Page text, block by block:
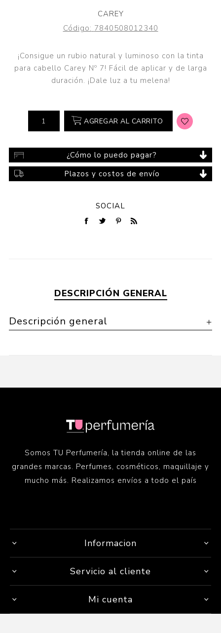
CAREY
Código: 7840508012340
¡Consigue un rubio natural y luminoso con la tinta
para cabello Carey Nº 7! Fácil de aplicar y de larga
duración. ¡Dale luz a tu melena!
AGREGAR AL CARRITO
¿Cómo lo puedo pagar?
Plazos y costos de envío
SOCIAL
DESCRIPCIÓN GENERAL
Descripción general
Somos TU Perfumería, la tienda online de las
grandes marcas. Perfumes, cosméticos, maquillaje y
mucho más. Realizamos envíos a todo el país
Informacion
Servicio al cliente
Mi cuenta